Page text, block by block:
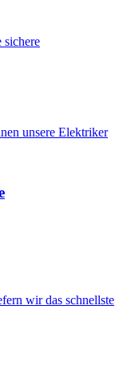
sichere
unsere Elektriker
wir das schnellste